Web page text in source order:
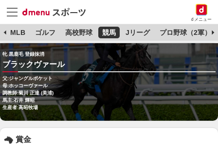
dメニュー
MLB ゴルフ 高校野球 競馬 Jリーグ プロ野球（2軍）
牝 黒鹿毛 登録抹消
ブラックヴァール
父:ジャングルポケット
母:ホッコーヴァール
調教師:菊川 正達 (美浦)
馬主:石井 輝昭
生産者:高昭牧場
賞金